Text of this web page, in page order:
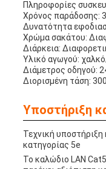
Πληροφορίες
Χρόνος παράδοσης:
Δυνατότητα
Χρώμα σακάτου:
Διάρκεια:
Υλικό αγωγού:
Διάμετρος οδηγού:
Διορισμένη τάση:
Υποστήριξη
Τεχνική
κατηγορίας 5e
Το καλώδιο LAN